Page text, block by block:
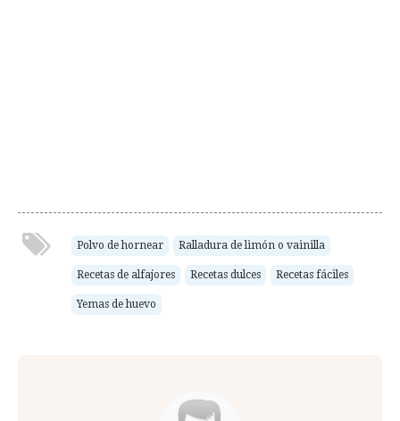
Polvo de hornear Ralladura de limón o vainilla
Recetas de alfajores Recetas dulces Recetas fáciles
Yemas de huevo